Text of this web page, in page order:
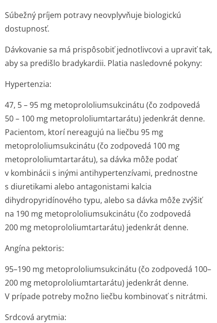
Súbežný príjem potravy neovplyvňuje biologickú
dostupnosť.
Dávkovanie sa má prispôsobiť jednotlivcovi a upraviť tak,
aby sa predišlo bradykardii. Platia nasledovné pokyny:
Hypertenzia:
47, 5 – 95 mg metoprololium­sukcinátu (čo zodpovedá
50 – 100 mg metoprololium­tartarátu) jedenkrát denne.
Pacientom, ktorí nereagujú na liečbu 95 mg
metoprololium­sukcinátu (čo zodpovedá 100 mg
metoprololium­tartarátu), sa dávka môže podať
v kombinácii s inými antihypertenzívami, prednostne
s diuretikami alebo antagonistami kalcia
dihydropyridínového typu, alebo sa dávka môže zvýšiť
na 190 mg metoprololium­sukcinátu (čo zodpovedá
200 mg metoprololium­tartarátu) jedenkrát denne.
Angína pektoris:
95–190 mg metoprololium­sukcinátu (čo zodpovedá 100–
200 mg metoprololium­tartarátu) jedenkrát denne.
V prípade potreby možno liečbu kombinovať s nitrátmi.
Srdcová arytmia: